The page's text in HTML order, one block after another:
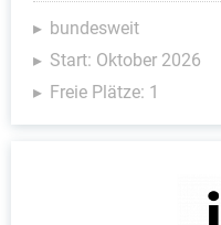
bundesweit
Start: Oktober 2026
Freie Plätze: 1